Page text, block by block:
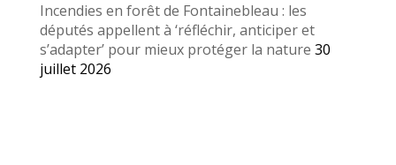
Incendies en forêt de Fontainebleau : les
députés appellent à ‘réfléchir, anticiper et
s’adapter’ pour mieux protéger la nature 30
juillet 2026